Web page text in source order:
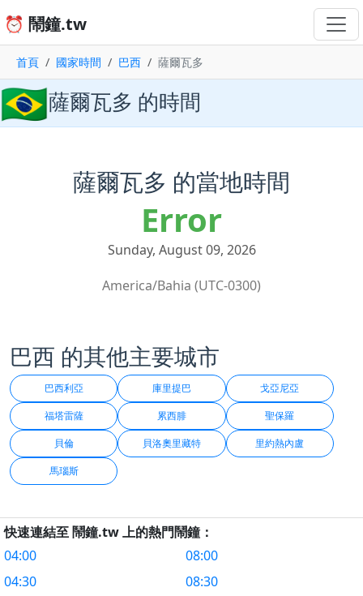
⏰ 鬧鐘.tw
首頁 國家時間 巴西 薩爾瓦多
🇧🇷薩爾瓦多 的時間
薩爾瓦多 的當地時間
Error
Sunday, August 09, 2026
America/Bahia (UTC-0300)
巴西 的其他主要城市
巴西利亞 庫里提巴 戈亞尼亞
福塔雷薩 累西腓 聖保羅
貝倫 貝洛奧里藏特 里約熱內盧
馬瑙斯
快速連結至 鬧鐘.tw 上的熱門鬧鐘：
04:00
04:30
08:00
08:30